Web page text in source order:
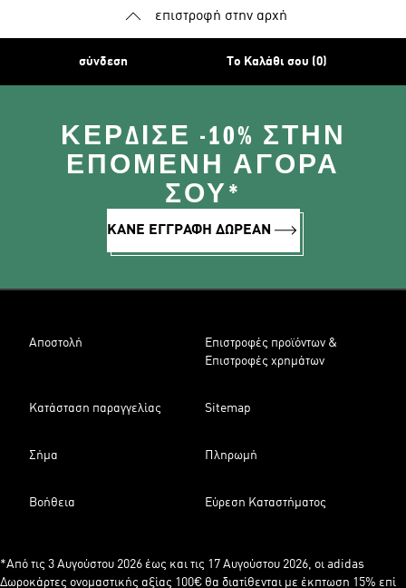
επιστροφή στην αρχή
σύνδεση Το Καλάθι σου (0)
ΚΈΡΔΙΣΕ -10% ΣΤΗΝ
ΕΠΌΜΕΝΗ ΑΓΟΡΆ
ΣΟΥ*
ΚΑΝΕ ΕΓΓΡΑΦΗ ΔΩΡΕΑΝ
Αποστολή
Επιστροφές προϊόντων &
Επιστροφές χρημάτων
Κατάσταση παραγγελίας Sitemap
Σήμα Πληρωμή
Βοήθεια Εύρεση Καταστήματος
*Από τις 3 Αυγούστου 2026 έως και τις 17 Αυγούστου 2026, οι adidas
Δωροκάρτες ονομαστικής αξίας 100€ θα διατίθενται με έκπτωση 15% επί